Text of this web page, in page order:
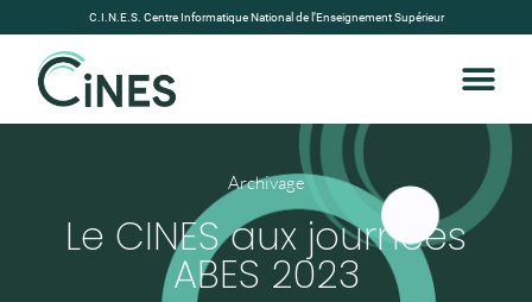
C.I.N.E.S. Centre Informatique National de l’Enseignement Supérieur
Archivage
Le CINES aux journées
ABES 2023